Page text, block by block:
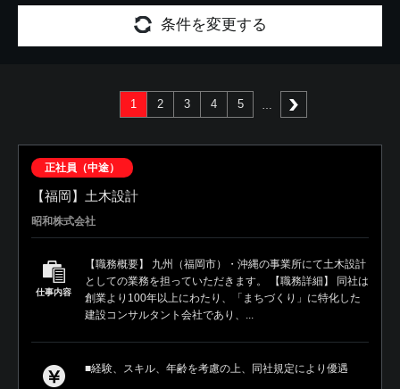
条件を変更する
1 2 3 4 5
正社員（中途）
【福岡】土木設計
昭和株式会社
仕事内容
【職務概要】 九州（福岡市）・沖縄の事業所にて土木設計
としての業務を担っていただきます。 【職務詳細】 同社は
創業より100年以上にわたり、「まちづくり」に特化した
建設コンサルタント会社であり、...
■経験、スキル、年齢を考慮の上、同社規定により優遇